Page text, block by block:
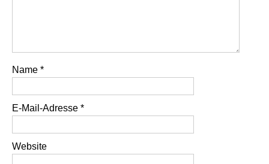
Name *
E-Mail-Adresse *
Website